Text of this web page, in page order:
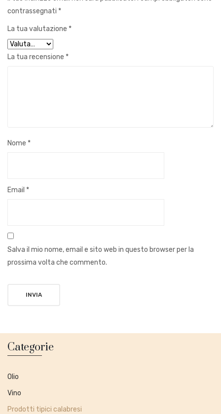
contrassegnati *
La tua valutazione *
La tua recensione *
Nome *
Email *
Salva il mio nome, email e sito web in questo browser per la
prossima volta che commento.
Categorie
Olio
Vino
Prodotti tipici calabresi